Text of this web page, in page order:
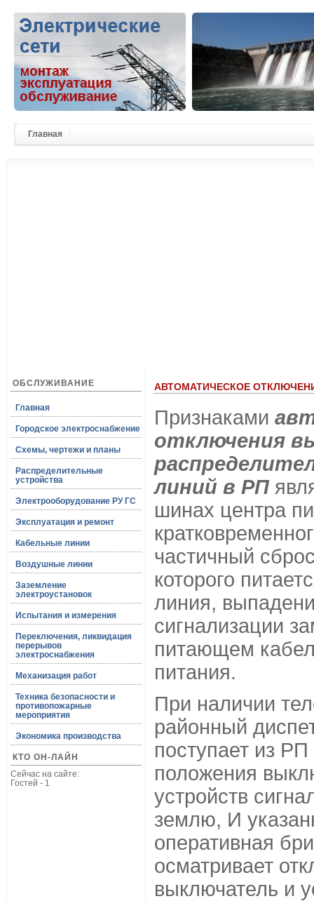
Главная
ОБСЛУЖИВАНИЕ
Главная
Городское электроснабжение
Схемы, чертежи и планы
Распределительные
устройства
Электрооборудование РУ ГС
Эксплуатация и ремонт
Кабельные линии
Воздушные линии
Заземление
электроустановок
Испытания и измерения
Переключения, ликвидация
перерывов
электроснабжения
Механизация работ
Техника безопасности и
противопожарные
мероприятия
Экономика производства
КТО ОН-ЛАЙН
Сейчас на сайте:
Гостей - 1
АВТОМАТИЧЕСКОЕ
Признаками
отключения
линий в РП
шинах центра
частичный
которого
линия,
сигнализации
питающем
питания.
При наличии
районный
поступает из
положения
устройств
землю, И
оперативная
осматривает
выключатель и